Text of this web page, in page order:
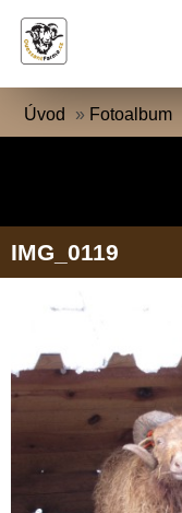
Úvod » Fotoalbum
IMG_0119